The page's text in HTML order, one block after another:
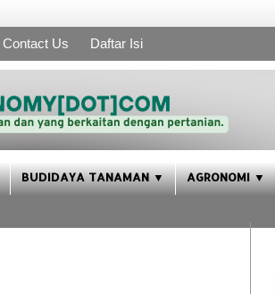
Contact Us Daftar Isi
BUDIDAYA TANAMAN ▼ AGRONOMI ▼